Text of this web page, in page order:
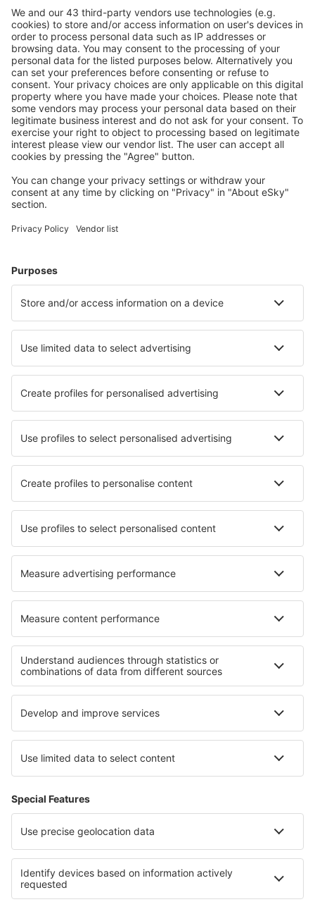
Mehamn (MEH)
Mo I Rana (MQN)
Molde (MOL)
Mosjoen Airport (MJF)
Oslo
Namsos Airport (OSY)
Orland (OLA)
Oslo
Roros Airport (RRS)
Rorvik Airport (RVK)
Rost Airport (RET)
Sandane (SDN)
Skien Airport (SKE)
Sorkjosen Airport (SOJ)
Stokka (SSJ)
Stokmarknes Airport, Skagen (SKN)
Svalbard (LYR)
Vadso (VDS)
Vardo Airport (VAW)
Vigra (AES)